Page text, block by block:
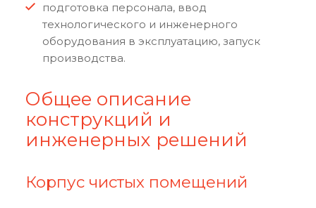
подготовка персонала, ввод
технологического и инженерного
оборудования в эксплуатацию, запуск
производства.
Общее описание
конструкций и
инженерных решений
Корпус чистых помещений